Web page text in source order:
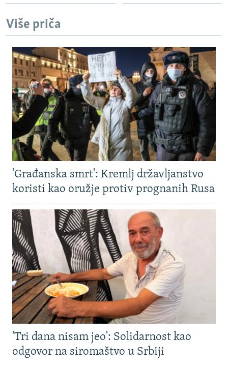
NASTANAK I RASPAD JUGOSLAVIJE
Više priča
'Građanska smrt': Kremlj državljanstvo
koristi kao oružje protiv prognanih Rusa
'Tri dana nisam jeo': Solidarnost kao
odgovor na siromaštvo u Srbiji